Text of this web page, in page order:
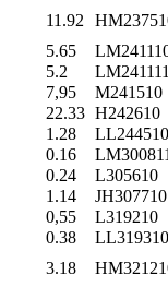
11.92
5.65
5.2
7,95
M241510
22.33 H242610
1.28
LL244510
0.16
0.24
L305610
1.14
JH307710
0,55
L319210
0.38
LL319310
3.18